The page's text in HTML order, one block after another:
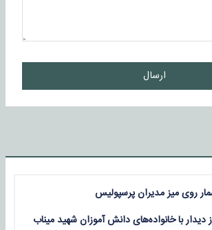
ارسال
روی میز مدیران پرسپولیس
دیدار با خانواده‌های دانش آموزان شهید میناب